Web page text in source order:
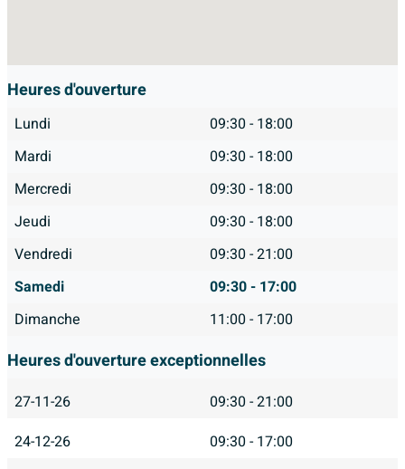
Heures d'ouverture
Lundi
09:30 - 18:00
Mardi
09:30 - 18:00
Mercredi
09:30 - 18:00
Jeudi
09:30 - 18:00
Vendredi
09:30 - 21:00
Samedi
09:30 - 17:00
Dimanche
11:00 - 17:00
Heures d'ouverture exceptionnelles
27-11-26
09:30 - 21:00
24-12-26
09:30 - 17:00